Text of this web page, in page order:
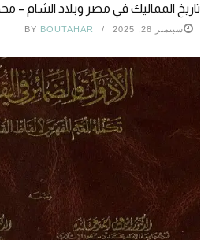
تاريخ المماليك في مصر وبلاد
سبتمبر 28, 2025 BY BOUTAHAR